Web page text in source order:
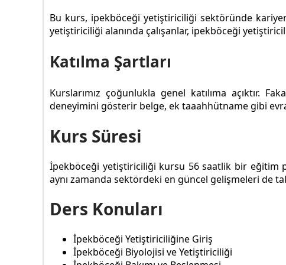
Bu kurs, ipekböceği yetiştiriciliği sektöründe
yetiştiriciliği alanında çalışanlar, ipekböceği
Katılma Şartları
Kurslarımız çoğunlukla genel katılıma açıktır.
deneyimini gösterir belge, ek taaahhütname gibi
Kurs Süresi
İpekböceği yetiştiriciliği kursu 56 saatlik bir eğitim
aynı zamanda sektördeki en güncel gelişmeleri de
Ders Konuları
İpekböceği Yetiştiriciliğine Giriş
İpekböceği Biyolojisi ve Yetiştiriciliği